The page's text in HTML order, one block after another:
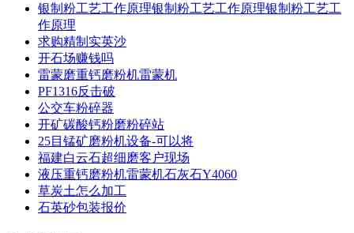
银制粉工艺工作原理银制粉工艺工作原理银制粉工艺工
作原理
求购精制实英沙
开石场赚钱吗
雷蒙磨重钙磨粉机雷蒙机
PF1316反击破
公交车粉碎器
开矿碳酸钙粉磨粉碎站
25目锰矿磨粉机设备-可以将
福建白云石超细磨客户现场
液压重钙磨粉机雷蒙机石灰石Y4060
草炭土怎么加工
石英砂包装报价